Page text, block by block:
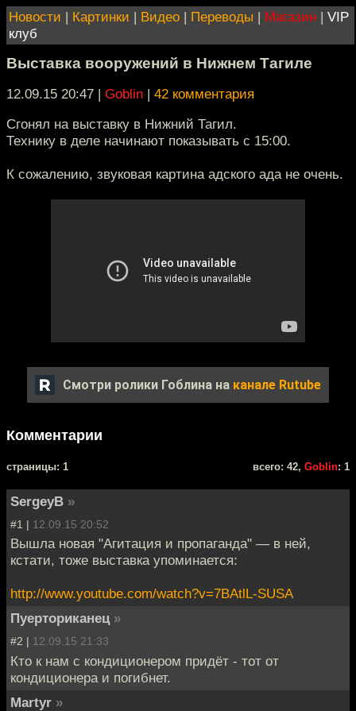
Новости | Картинки | Видео | Переводы | Магазин | VIP
клуб
Выставка вооружений в Нижнем Тагиле
12.09.15 20:47 | Goblin | 42 комментария
Сгонял на выставку в Нижний Тагил.
Технику в деле начинают показывать с 15:00.
К сожалению, звуковая картина адского ада не очень.
Смотри ролики Гоблина на канале Rutube
Комментарии
cтраницы: 1 всего: 42, Goblin: 1
SergeyB »
#1 | 12.09.15 20:52
Вышла новая "Агитация и пропаганда" — в ней,
кстати, тоже выставка упоминается:
http://www.youtube.com/watch?v=7BAtlL-SUSA
Пуерториканец »
#2 | 12.09.15 21:33
Кто к нам с кондиционером придёт - тот от
кондиционера и погибнет.
Martyr »